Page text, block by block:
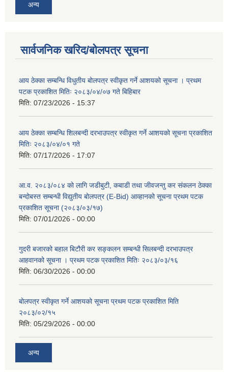
अन्य
सार्वजनिक खरिद/बोलपत्र सूचना
आय ठेक्का सम्बन्धि विधुतीय बोलपत्र स्वीकृत गर्ने आशयको सूचना । प्रथम
पटक प्रकाशित मितिः २०८३/०४/०७ गते बिहिबार
मिति: 07/23/2026 - 15:37
आय ठेक्का सम्बन्धि शिलबन्दी दरभाउपत्र स्वीकृत गर्ने आशयको सूचना प्रकाशित
मितिः २०८३/०४/०१ गते
मिति: 07/17/2026 - 17:07
आ.व. २०८३/०८४ को लागि जडीबुटी, कबाडी तथा जीवजन्तु कर संकलन ठेक्का
बन्दोबस्त सम्बन्धी विद्युतीय बोलपत्र (E-Bid) आव्हानको सूचना प्रथम पटक
प्रकाशित सूचना (२०८३/०३/१७)
मिति: 07/01/2026 - 00:00
गुदरी बजारको बहाल बिटौरी कर सङ्कलन सम्बन्धी सिलबन्दी दरभाउपत्र
आहवानको सूचना । प्रथम पटक प्रकाशित मितिः २०८३/०३/१६
मिति: 06/30/2026 - 00:00
बोलपत्र स्वीकृत गर्ने आशयको सूचना प्रथम पटक प्रकाशित मिति
२०८३/०२/१५
मिति: 05/29/2026 - 00:00
अन्य